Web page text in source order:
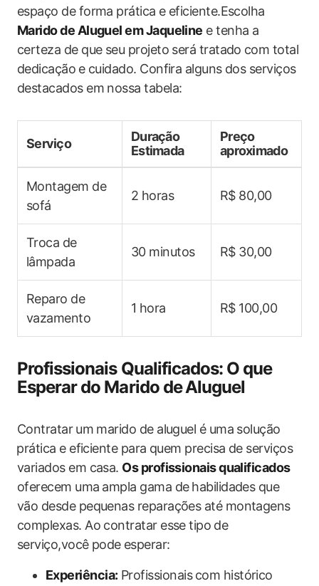
espaço de forma ‌prática e eficiente.Escolha
Marido de Aluguel em Jaqueline e tenha a
certeza de que seu projeto será tratado⁢ com total
dedicação⁢ e cuidado. Confira alguns dos serviços
destacados em nossa tabela:
Serviço
Duração
Estimada
Preço‍
aproximado
Montagem de
sofá
2 horas R$ 80,00
Troca de
lâmpada
30 minutos R$ 30,00
Reparo de
vazamento
1 hora R$ 100,00
Profissionais Qualificados: O que‍
Esperar do Marido de⁤ Aluguel
Contratar⁢ um marido de aluguel é uma solução
⁣prática e eficiente para quem precisa de serviços
variados em casa. Os profissionais qualificados
oferecem uma⁤ ampla gama de⁢ habilidades que
vão desde pequenas reparações até montagens
complexas. Ao contratar esse tipo ⁣de
serviço,você pode ⁣esperar:
Experiência: Profissionais⁤ com histórico